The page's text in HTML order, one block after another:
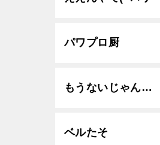
パワプロ厨
もうないじゃん…
ベルたそ